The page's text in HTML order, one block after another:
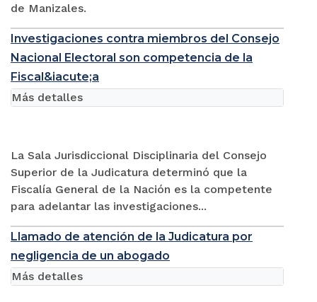
de Manizales.
Investigaciones contra miembros del Consejo
Nacional Electoral son competencia de la
Fiscal&iacute;a
La Sala Jurisdiccional Disciplinaria del Consejo
Superior de la Judicatura determinó que la
Fiscalía General de la Nación es la competente
para adelantar las investigaciones...
Más detalles
Llamado de atención de la Judicatura por
negligencia de un abogado
Más detalles